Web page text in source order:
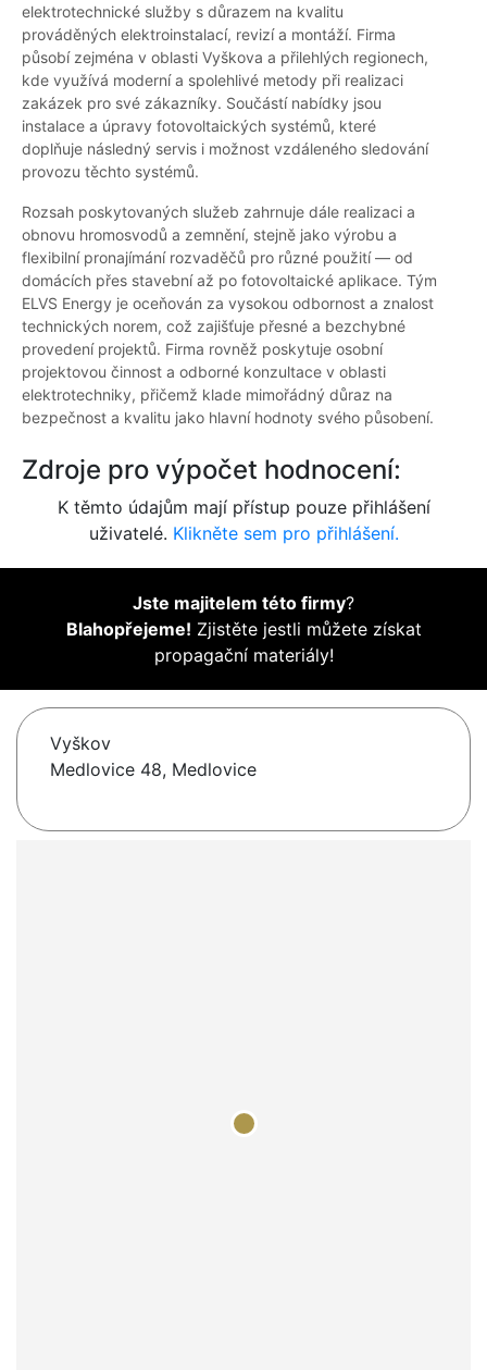
elektrotechnické služby s důrazem na kvalitu
prováděných elektroinstalací, revizí a montáží. Firma
působí zejména v oblasti Vyškova a přilehlých regionech,
kde využívá moderní a spolehlivé metody při realizaci
zakázek pro své zákazníky. Součástí nabídky jsou
instalace a úpravy fotovoltaických systémů, které
doplňuje následný servis i možnost vzdáleného sledování
provozu těchto systémů.
Rozsah poskytovaných služeb zahrnuje dále realizaci a
obnovu hromosvodů a zemnění, stejně jako výrobu a
flexibilní pronajímání rozvaděčů pro různé použití — od
domácích přes stavební až po fotovoltaické aplikace. Tým
ELVS Energy je oceňován za vysokou odbornost a znalost
technických norem, což zajišťuje přesné a bezchybné
provedení projektů. Firma rovněž poskytuje osobní
projektovou činnost a odborné konzultace v oblasti
elektrotechniky, přičemž klade mimořádný důraz na
bezpečnost a kvalitu jako hlavní hodnoty svého působení.
Zdroje pro výpočet hodnocení:
K těmto údajům mají přístup pouze přihlášení
uživatelé. Klikněte sem pro přihlášení.
Jste majitelem této firmy?
Blahopřejeme! Zjistěte jestli můžete získat
propagační materiály!
Vyškov
Medlovice 48, Medlovice